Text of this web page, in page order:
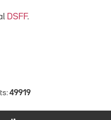
DSFF.
49919